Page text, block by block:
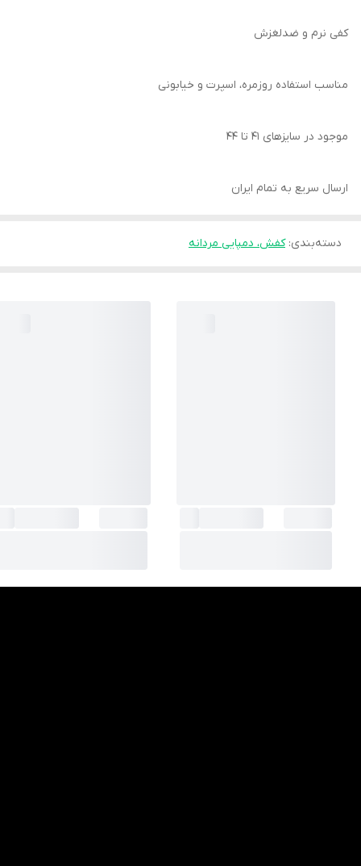
کفی نرم و ضدلغزش
مناسب استفاده روزمره، اسپرت و خیابونی
موجود در سایزهای 41 تا 44
ارسال سریع به تمام ایران
دسته‌بندی:کفش، دمپایی مردانه